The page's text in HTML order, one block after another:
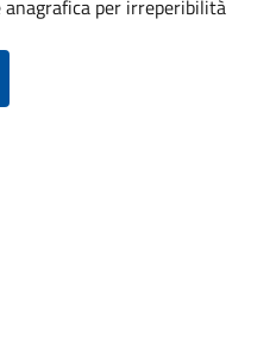
anagrafica per irreperibilità